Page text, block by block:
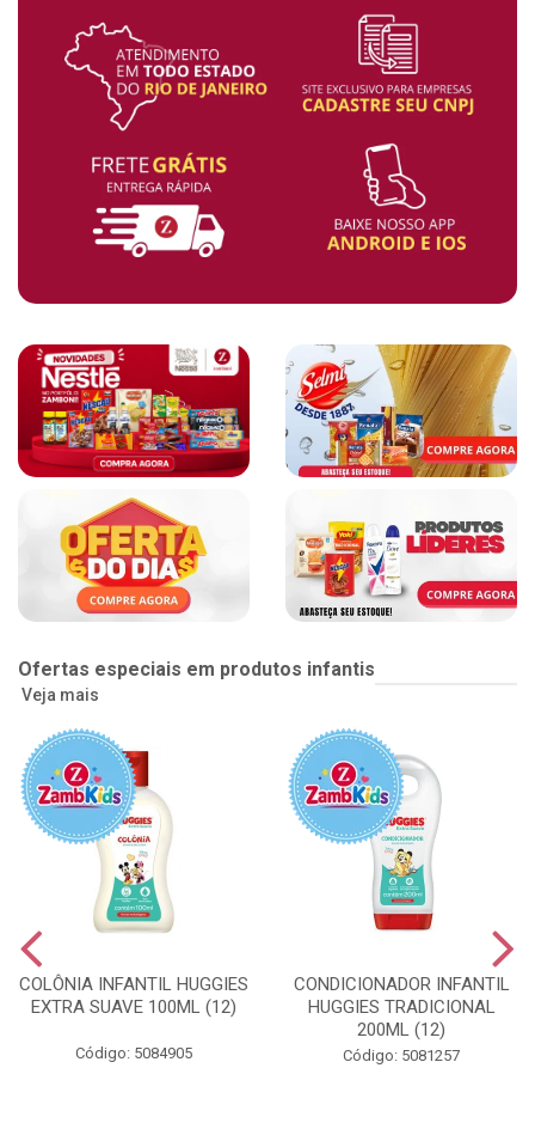
Ofertas especiais em produtos infantis
Veja mais
COLÔNIA INFANTIL HUGGIES
EXTRA SUAVE 100ML (12)
Código: 5084905
CONDICIONADOR INFANTIL
HUGGIES TRADICIONAL
200ML (12)
Código: 5081257